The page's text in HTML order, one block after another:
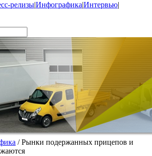
релизы|Инфографика|Интервью|
/Рынки подержанных прицепов и